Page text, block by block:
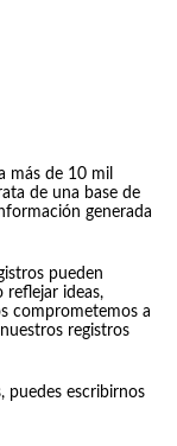
más de 10 mil
de una base de
generada
pueden
reflejar ideas,
comprometemos a
registros
puedes escribirnos